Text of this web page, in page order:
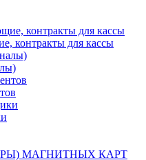
контракты для кассы